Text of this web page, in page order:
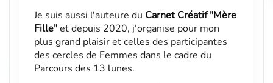
Je suis aussi l'auteure du Carnet Créatif "Mère
Fille"et depuis 2020, j'organise pour mon
plus grand plaisir et celles des participantes
des cercles de Femmes dans le cadre du
Parcours des 13 lunes.